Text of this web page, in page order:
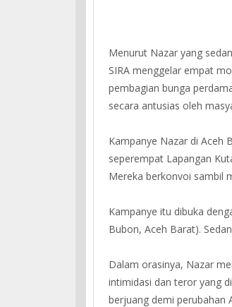
Menurut Nazar yang
SIRA menggelar empat
pembagian bunga
secara antusias oleh
Kampanye Nazar di Aceh
seperempat Lapangan
Mereka berkonvoi sambil
Kampanye itu dibuka
Bubon, Aceh Barat).
Dalam orasinya, Nazar
intimidasi dan teror yang
berjuang demi perubahan